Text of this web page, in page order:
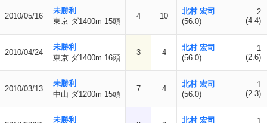
2010/05/16
未勝利
東京 ダ1400m 15頭
4 10
北村 宏司
(56.0)
2
(4.4)
2010/04/24
未勝利
東京 ダ1400m 16頭
3 4
北村 宏司
(56.0)
1
(2.6)
2010/03/13
未勝利
中山 ダ1200m 15頭
7 4
北村 宏司
(56.0)
1
(2.3)
未勝利
北村 宏司
1